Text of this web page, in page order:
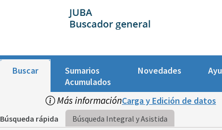
Buscar
Sumarios
Acumulados
Novedades
Más informaciónCarga y Edición de datos
Búsqueda rápida Búsqueda Integral y Asistida